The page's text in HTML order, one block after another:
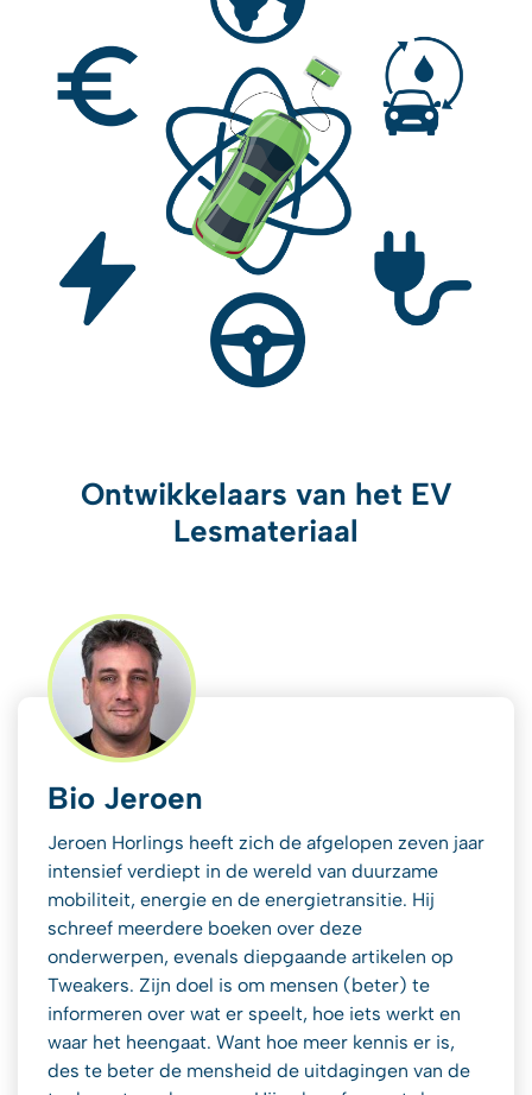
Ontwikkelaars van het EV
Lesmateriaal
Bio Jeroen
Jeroen Horlings heeft zich de afgelopen zeven jaar
intensief verdiept in de wereld van duurzame
mobiliteit, energie en de energietransitie. Hij
schreef meerdere boeken over deze
onderwerpen, evenals diepgaande artikelen op
Tweakers. Zijn doel is om mensen (beter) te
informeren over wat er speelt, hoe iets werkt en
waar het heengaat. Want hoe meer kennis er is,
des te beter de mensheid de uitdagingen van de